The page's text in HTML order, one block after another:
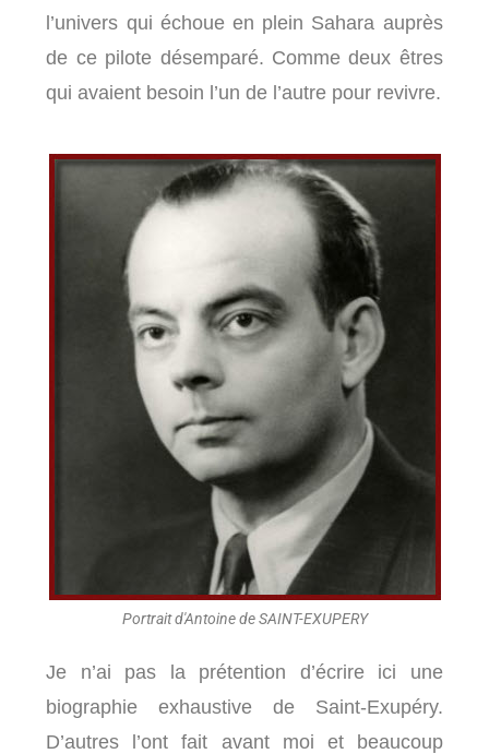
l’univers qui échoue en plein Sahara auprès
de ce pilote désemparé. Comme deux êtres
qui avaient besoin l’un de l’autre pour revivre.
Portrait d'Antoine de SAINT-EXUPERY
Je n’ai pas la prétention d’écrire ici une
biographie exhaustive de Saint-Exupéry.
D’autres l’ont fait avant moi et beaucoup